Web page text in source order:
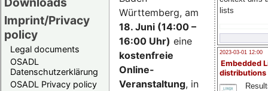
Imprint/Privacy
policy
Legal documents
OSADL
Datenschutzerklärung
OSADL Privacy policy
lists
2023-03-01 12:00
Embedded
distributions
Württemberg, am
18. Juni (14:00 –
16:00 Uhr) eine
kostenfreie
Online-
Veranstaltung, in